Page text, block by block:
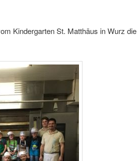
Kindergarten St. Matthäus in Wurz die